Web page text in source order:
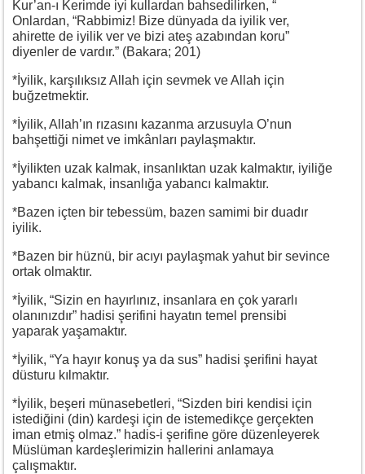
Kur’an-ı Kerimde iyi kullardan bahsedilirken, “
Onlardan, “Rabbimiz! Bize dünyada da iyilik ver,
ahirette de iyilik ver ve bizi ateş azabından koru”
diyenler de vardır.” (Bakara; 201)
*İyilik, karşılıksız Allah için sevmek ve Allah için
buğzetmektir.
*İyilik, Allah’ın rızasını kazanma arzusuyla O’nun
bahşettiği nimet ve imkânları paylaşmaktır.
*İyilikten uzak kalmak, insanlıktan uzak kalmaktır, iyiliğe
yabancı kalmak, insanlığa yabancı kalmaktır.
*Bazen içten bir tebessüm, bazen samimi bir duadır
iyilik.
*Bazen bir hüznü, bir acıyı paylaşmak yahut bir sevince
ortak olmaktır.
*İyilik, “Sizin en hayırlınız, insanlara en çok yararlı
olanınızdır” hadisi şerifini hayatın temel prensibi
yaparak yaşamaktır.
*İyilik, “Ya hayır konuş ya da sus” hadisi şerifini hayat
düsturu kılmaktır.
*İyilik, beşeri münasebetleri, “Sizden biri kendisi için
istediğini (din) kardeşi için de istemedikçe gerçekten
iman etmiş olmaz.” hadis-i şerifine göre düzenleyerek
Müslüman kardeşlerimizin hallerini anlamaya
çalışmaktır.